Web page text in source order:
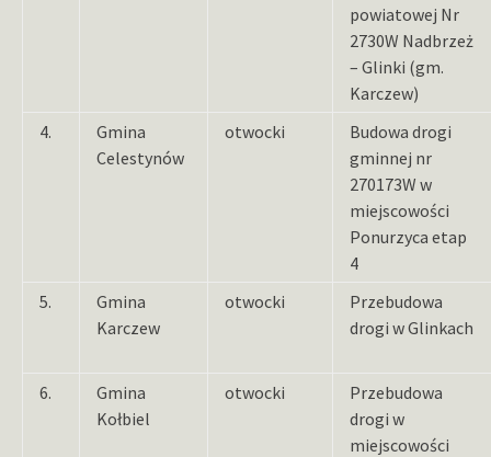
powiatowej Nr
2730W Nadbrzeż
– Glinki (gm.
Karczew)
4.
Gmina
Celestynów
otwocki
Budowa drogi
gminnej nr
270173W w
miejscowości
Ponurzyca etap
4
5.
Gmina
Karczew
otwocki
Przebudowa
drogi w Glinkach
6.
Gmina
Kołbiel
otwocki
Przebudowa
drogi w
miejscowości